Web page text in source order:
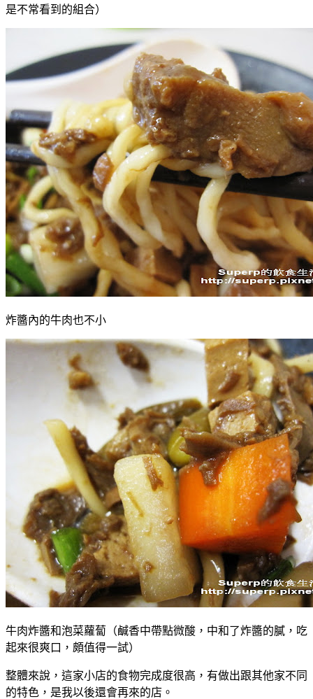
是不常看到的組合）
炸醬內的牛肉也不小
牛肉炸醬和泡菜蘿蔔（鹹香中帶點微酸，中和了炸醬的膩，吃
起來很爽口，頗值得一試）
整體來說，這家小店的食物完成度很高，有做出跟其他家不同
的特色，是我以後還會再來的店。